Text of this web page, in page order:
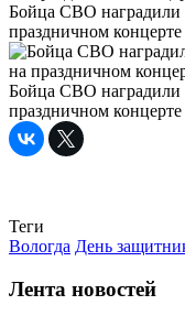
Бойца СВО наградили
праздничном
Бойца СВО наградили
праздничном
Теги
Вологда День
Лента новостей